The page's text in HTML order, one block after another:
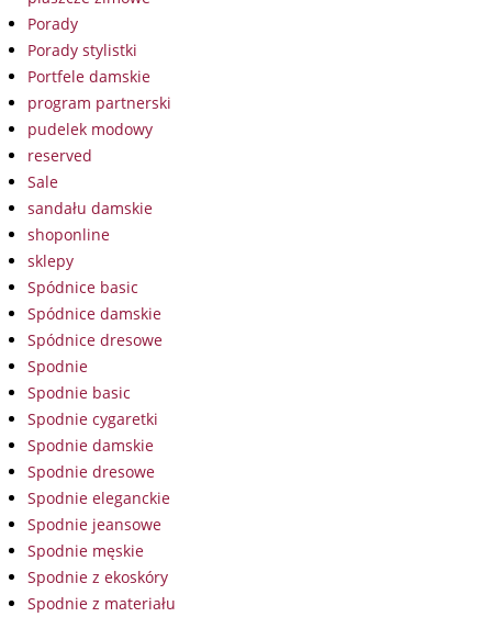
Porady
Porady stylistki
Portfele damskie
program partnerski
pudelek modowy
reserved
Sale
sandału damskie
shoponline
sklepy
Spódnice basic
Spódnice damskie
Spódnice dresowe
Spodnie
Spodnie basic
Spodnie cygaretki
Spodnie damskie
Spodnie dresowe
Spodnie eleganckie
Spodnie jeansowe
Spodnie męskie
Spodnie z ekoskóry
Spodnie z materiału